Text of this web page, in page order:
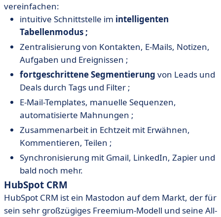
vereinfachen:
intuitive Schnittstelle im intelligenten
Tabellenmodus ;
Zentralisierung von Kontakten, E-Mails, Notizen,
Aufgaben und Ereignissen ;
fortgeschrittene Segmentierung von Leads und
Deals durch Tags und Filter ;
E-Mail-Templates, manuelle Sequenzen,
automatisierte Mahnungen ;
Zusammenarbeit in Echtzeit mit Erwähnen,
Kommentieren, Teilen ;
Synchronisierung mit Gmail, LinkedIn, Zapier und
bald noch mehr.
HubSpot CRM
HubSpot CRM ist ein Mastodon auf dem Markt, der für
sein sehr großzügiges Freemium-Modell und seine All-